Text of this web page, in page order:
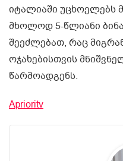
იტალიაში უცხოელებს
მხოლოდ 5-წლიანი
შეეძლებათ, რაც
ოჯახებისთვის
წარმოადგენს.
Aprioritv